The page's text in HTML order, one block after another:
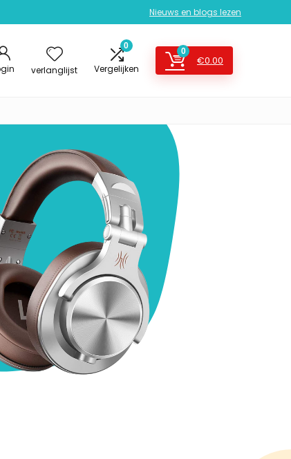
Nieuws en blogs lezen
verlanglijst
0
Vergelijken
0
€0.00